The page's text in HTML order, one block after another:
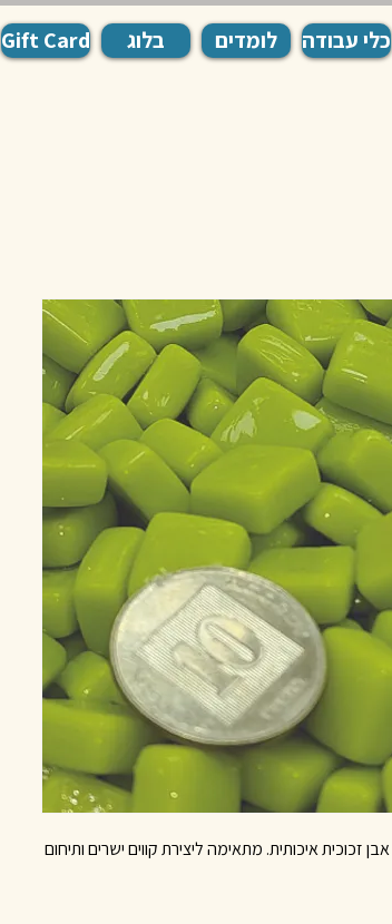
כלי עבודה לומדים בלוג Gift Card
אבן זכוכית איכותית. מתאימה ליצירת קווים ישרים ותיחום